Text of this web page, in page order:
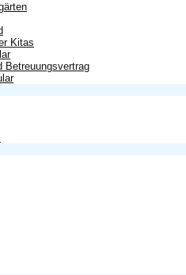
Kitas
Betreuungsvertrag